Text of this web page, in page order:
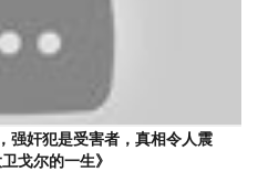
强奸犯是受害者，真相令人震
戈尔的一生》